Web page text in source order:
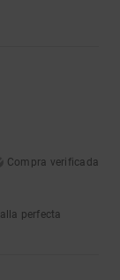
Compra verificada
perfecta